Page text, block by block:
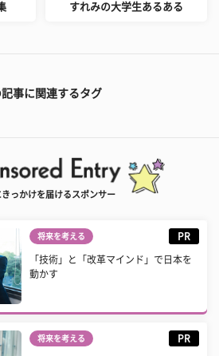
すれみの大学生あるある
記事に関連するタグ
っかけを届けるスポンサー
将来を考える PR
「技術」と「改革マインド」で日本を
動かす
将来を考える PR